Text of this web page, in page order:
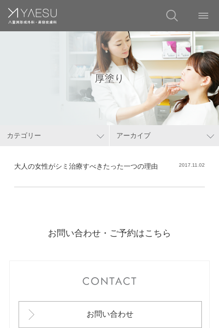
厚塗り
カテゴリー アーカイブ
大人の女性がシミ治療すべきたった一つの理由 2017.11.02
お問い合わせ・ご予約はこちら
お問い合わせ